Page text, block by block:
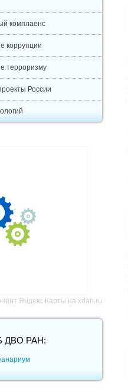
комплаенс
коррупции
терроризму
России
Яндекс Карты на xdan.ru
ДВО РАН: